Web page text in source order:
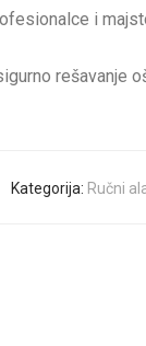
i
rešavanje
Kategorija: Ručni